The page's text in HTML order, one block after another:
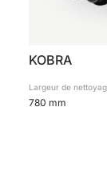
KOBRA
Largeur de
780 mm